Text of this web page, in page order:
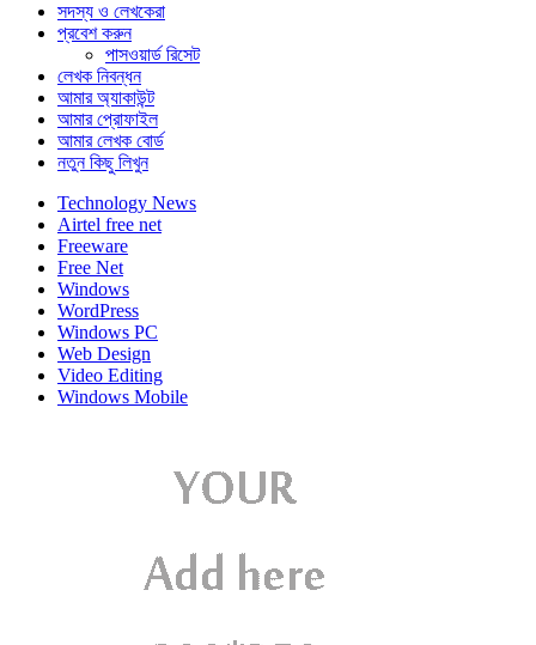
সদস্য ও লেখকেরা
প্রবেশ করুন
পাসওয়ার্ড রিসেট
লেখক নিবন্ধন
আমার অ্যাকাউন্ট
আমার প্রোফাইল
আমার লেখক বোর্ড
নতুন কিছু লিখুন
Technology News
Airtel free net
Freeware
Free Net
Windows
WordPress
Windows PC
Web Design
Video Editing
Windows Mobile